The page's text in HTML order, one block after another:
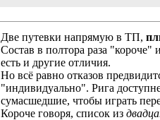
Две путевки напрямую в ТП,
Состав в полтора раза
есть и другие отличия.
Но всё равно отказов
"индивидуально". Рига
сумасшедшие, чтобы играть
Короче говоря, список из